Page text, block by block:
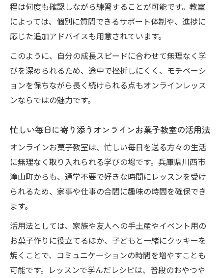
程は何度も確認しながら練習することが可能です。教室
によっては、個別に質問できるサポート体制や、進捗に
応じた追加アドバイスも用意されています。
このように、自分の成長スピードに合わせて無理なく学
びを深められるため、途中で挫折しにくく、モチベーシ
ョンを保ちながら長く続けられる点もオンラインレッス
ンならではの魅力です。
忙しい毎日に寄り添うオンラインお菓子教室の活用法
オンラインお菓子教室は、忙しい毎日を送る方々の生活
に無理なく取り入れられる学びの場です。兵庫県川西市
滝山町からも、通学不要で好きな時間にレッスンを受け
られるため、家事や仕事の合間に趣味の時間を確保でき
ます。
活用法としては、家族や友人への手土産やイベント用の
お菓子作りに役立てるほか、子どもと一緒にクッキーを
焼くことで、コミュニケーションの時間を増やすことも
可能です。レッスンで学んだレシピは、普段のおやつや